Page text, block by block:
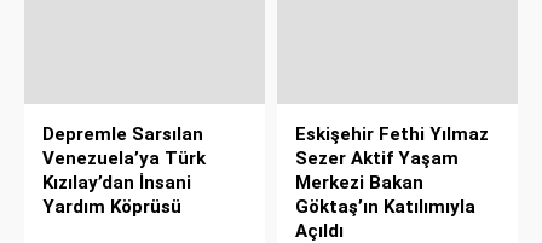
Depremle Sarsılan
Venezuela’ya Türk
Kızılay’dan İnsani
Yardım Köprüsü
Eskişehir Fethi Yılmaz
Sezer Aktif Yaşam
Merkezi Bakan
Göktaş’ın Katılımıyla
Açıldı